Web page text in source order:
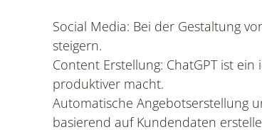
Social Media: Bei der Gestaltung
steigern.
Content Erstellung: ChatGPT ist
produktiver macht.
Automatische Angebotserstellung
basierend auf Kundendaten